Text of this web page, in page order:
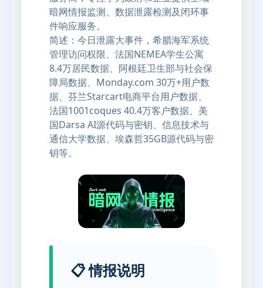
暗网情报监测、数据泄露检测及闭环事
件响应服务。
简述：今日泄露大事件，希腊海军系统
管理访问权限、法国NEMEA学生公寓
8.4万居民数据、阿根廷卫生部与社会保
障局数据、Monday.com 30万+用户数
据、芬兰Starcart电商平台用户数据、
法国1001coques 40.4万客户数据、美
国Darsa AI源代码与密钥、信息技术与
通信大学数据、埃森哲35GB源代码与密
钥等。
📋 情报说明